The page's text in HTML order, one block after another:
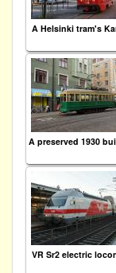
A Helsinki tram's
A preserved 1930
VR Sr2 electric